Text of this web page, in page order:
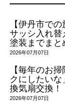
【伊丹市で
サッシ入れ替
塗装までまと
2026年07月07日
【毎年のお
クにしたい
換気扇交換！
2026年07月07日